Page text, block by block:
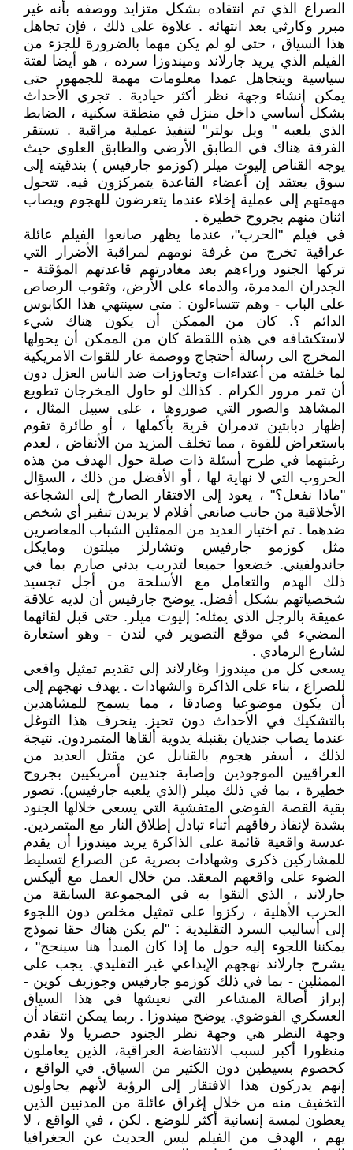
الصراع الذي تم انتقاده بشكل متزايد ووصفه بأنه غير
مبرر وكارثي بعد انتهائه .‏ علاوة على ذلك ، فإن تجاهل
هذا السياق ، حتى لو لم يكن مهما بالضرورة للجزء من
الفيلم الذي يريد جارلاند وميندوزا سرده ، هو أيضا لفتة
سياسية ويتجاهل عمدا معلومات مهمة للجمهور حتى
يمكن إنشاء وجهة نظر أكثر حيادية .‏ تجري الأحداث
بشكل أساسي داخل منزل في منطقة سكنية ، الضابط
الذي يلعبه " ويل بولتر" لتنفيذ عملية مراقبة . تستقر
الفرقة هناك في الطابق الأرضي والطابق العلوي حيث
يوجه القناص إليوت ميلر (كوزمو جارفيس ) بندقيته إلى
سوق يعتقد إن أعضاء القاعدة يتمركزون فيه. تتحول
مهمتهم إلى عملية إخلاء عندما يتعرضون للهجوم ويصاب
اثنان منهم بجروح خطيرة .
‏في ‏‏فيلم "الحرب"،‏‏ عندما يظهر صانعوا الفيلم عائلة
عراقية تخرج من غرفة نومهم لمراقبة الأضرار التي
تركها الجنود وراءهم بعد مغادرتهم قاعدتهم المؤقتة -
الجدران المدمرة، والدماء على الأرض، وثقوب الرصاص
على الباب - وهم تتساءلون : متى سينتهي هذا الكابوس
الدائم ؟. كان من الممكن أن يكون هناك شيء
لاستكشافه في هذه اللقطة كان من الممكن أن يحولها
المخرج الى رسالة أحتجاج ووصمة عار للقوات الامريكية
لما خلفته من أعتداءات وتجاوزات ضد الناس العزل دون
أن تمر مرور الكرام . كذالك لو حاول المخرجان تطويع
المشاهد والصور التي صوروها ، على سبيل المثال ،
إظهار دبابتين تدمران قرية بأكملها ، أو طائرة تقوم
‏‏باستعراض‏‏ للقوة ، مما تخلف المزيد من الأنقاض ، لعدم
رغبتهما في طرح أسئلة ذات صلة حول الهدف من هذه
الحروب التي لا نهاية لها ، أو الأفضل من ذلك ، السؤال‏‏
"ماذا نفعل؟" ،‏‏ يعود إلى الافتقار الصارخ إلى الشجاعة
الأخلاقية من جانب صانعي أفلام لا يريدن تنفير أي شخص
ضدهما . تم اختيار العديد من الممثلين الشباب المعاصرين
مثل كوزمو جارفيس وتشارلز ميلتون ومايكل
جاندولفيني. خضعوا جميعا لتدريب بدني صارم بما في
ذلك الهدم والتعامل مع الأسلحة من أجل تجسيد
شخصياتهم بشكل أفضل. يوضح جارفيس أن لديه علاقة
عميقة بالرجل الذي يمثله: إليوت ميلر. حتى قبل لقائهما
المضيء في موقع التصوير في لندن - وهو استعارة
لشارع الرمادي .
يسعى كل من ميندوزا وغارلاند إلى تقديم تمثيل واقعي
للصراع ، بناء على الذاكرة والشهادات . يهدف نهجهم إلى
أن يكون موضوعيا وصادقا ، مما يسمح للمشاهدين
بالتشكيك في الأحداث دون تحيز. ينحرف هذا التوغل
عندما يصاب جنديان بقنبلة يدوية ألقاها المتمردون. نتيجة
لذلك ، أسفر هجوم بالقنابل عن مقتل العديد من
العراقيين الموجودين وإصابة جنديين أمريكيين بجروح
خطيرة ، بما في ذلك ميلر (الذي يلعبه جارفيس). تصور
بقية القصة الفوضى المتفشية التي يسعى خلالها الجنود
بشدة لإنقاذ رفاقهم أثناء تبادل إطلاق النار مع المتمردين.
عدسة واقعية قائمة على الذاكرة يريد ميندوزا أن يقدم
للمشاركين ذكرى وشهادات بصرية عن الصراع لتسليط
الضوء على واقعهم المعقد. من خلال العمل مع أليكس
جارلاند ، الذي التقوا به في المجموعة السابقة من
الحرب الأهلية ، ركزوا على تمثيل مخلص دون اللجوء
إلى أساليب السرد التقليدية : "لم يكن هناك حقا نموذج
يمكننا اللجوء إليه حول ما إذا كان المبدأ هنا سينجح" ،
يشرح جارلاند نهجهم الإبداعي غير التقليدي. يجب على
الممثلين - بما في ذلك كوزمو جارفيس وجوزيف كوين -
إبراز أصالة المشاعر التي نعيشها في هذا السياق
العسكري الفوضوي. يوضح ميندوزا . ربما يمكن انتقاد أن
وجهة النظر هي وجهة نظر الجنود حصريا ولا تقدم
منظورا أكبر لسبب الانتفاضة العراقية، الذين يعاملون
كخصوم بسيطين دون الكثير من السياق. في الواقع ،
إنهم يدركون هذا الافتقار إلى الرؤية لأنهم يحاولون
التخفيف منه من خلال إغراق عائلة من المدنيين الذين
يعطون لمسة إنسانية أكثر للوضع . لكن ، في الواقع ، لا
يهم ، الهدف من الفيلم ليس الحديث عن الجغرافيا